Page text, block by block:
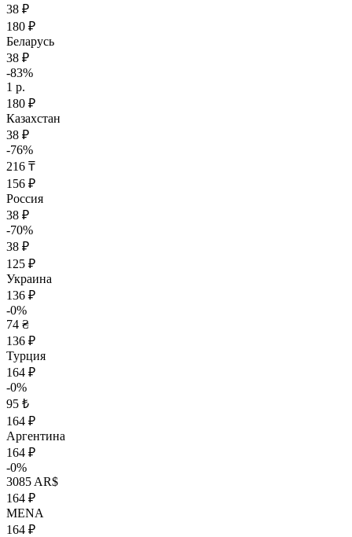
38 ₽
180 ₽
Беларусь
38 ₽
-83%
1 р.
180 ₽
Казахстан
38 ₽
-76%
216 ₸
156 ₽
Россия
38 ₽
-70%
38 ₽
125 ₽
Украина
136 ₽
-0%
74 ₴
136 ₽
Турция
164 ₽
-0%
95 ₺
164 ₽
Аргентина
164 ₽
-0%
3085 AR$
164 ₽
MENA
164 ₽